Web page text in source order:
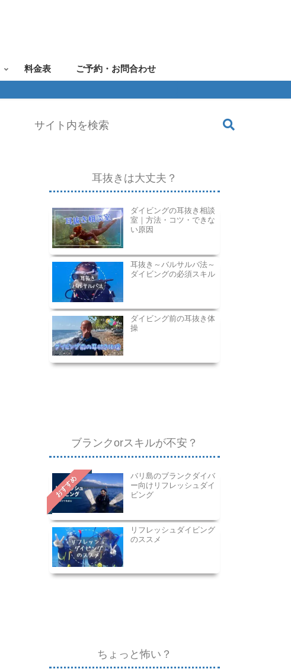
料金表 ご予約・お問合わせ
耳抜きは大丈夫？
ダイビングの耳抜き相談
室｜方法・コツ・できな
い原因
耳抜き～バルサルバ法～
ダイビングの必須スキル
ダイビング前の耳抜き体
操
ブランクorスキルが不安？
おすすめ
バリ島のブランクダイバ
ー向けリフレッシュダイ
ビング
リフレッシュダイビング
のススメ
ちょっと怖い？